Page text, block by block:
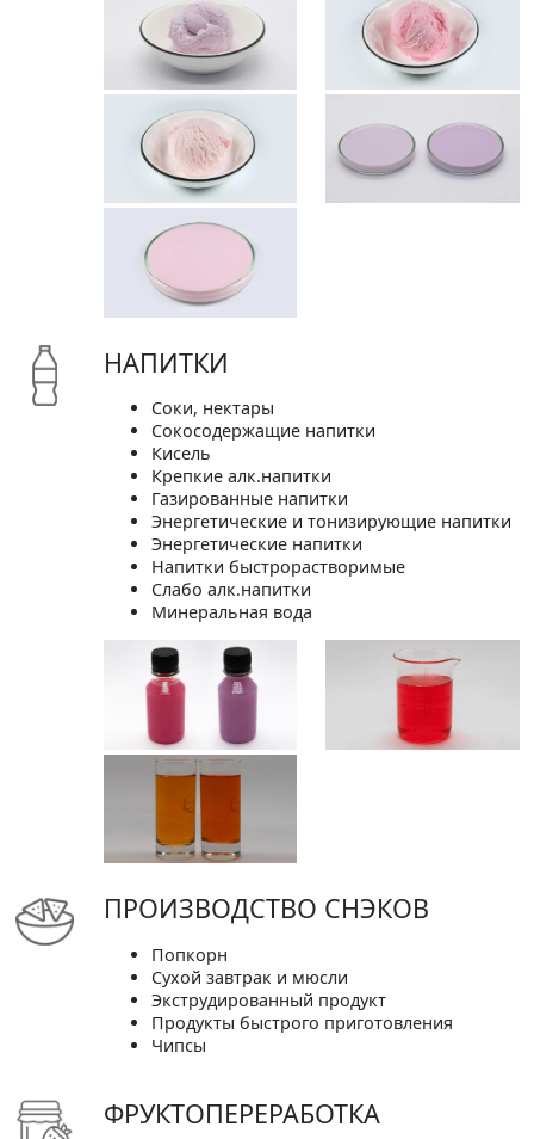
НАПИТКИ
Соки, нектары
Сокосодержащие напитки
Кисель
Крепкие алк.напитки
Газированные напитки
Энергетические и тонизирующие напитки
Энергетические напитки
Напитки быстрорастворимые
Слабо алк.напитки
Минеральная вода
ПРОИЗВОДСТВО СНЭКОВ
Попкорн
Сухой завтрак и мюсли
Экструдированный продукт
Продукты быстрого приготовления
Чипсы
ФРУКТОПЕРЕРАБОТКА